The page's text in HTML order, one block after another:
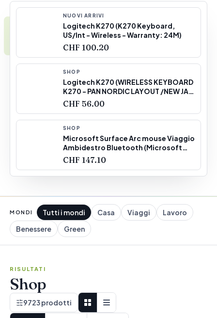
NUOVI ARRIVI
Logitech K270 (K270 Keyboard,
US/Int - Wireless - Warranty: 24M)
CHF 100.20
SHOP
Logitech K270 (WIRELESS KEYBOARD
K270 - PAN NORDIC LAYOUT /NEW JAN
2012) - Versione Tedesca
CHF 56.00
SHOP
Microsoft Surface Arc mouse Viaggio
Ambidestro Bluetooth (Microsoft
Surface Arc Mouse - mus - Bl)
CHF 147.10
MONDI Tutti i mondi Casa Viaggi
Lavoro
Benessere
Green
RISULTATI
Shop
9723prodotti